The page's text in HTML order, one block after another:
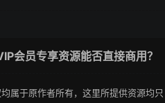
会员专享资源能否直接商用？
属于原作者所有，这里所提供资源均只